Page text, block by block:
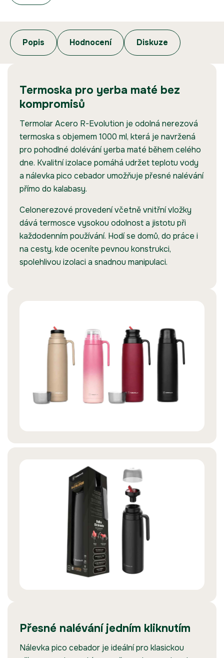
Popis Hodnocení Diskuze
Termoska pro yerba maté bez
kompromisů
Termolar Acero R-Evolution je odolná nerezová
termoska s objemem 1000 ml, která je navržená
pro pohodlné dolévání yerba maté během celého
dne. Kvalitní izolace pomáhá udržet teplotu vody
a nálevka pico cebador umožňuje přesné nalévání
přímo do kalabasy.
Celonerezové provedení včetně vnitřní vložky
dává termosce vysokou odolnost a jistotu při
každodenním používání. Hodí se domů, do práce i
na cesty, kde oceníte pevnou konstrukci,
spolehlivou izolaci a snadnou manipulaci.
Přesné nalévání jedním kliknutím
Nálevka pico cebador je ideální pro klasickou